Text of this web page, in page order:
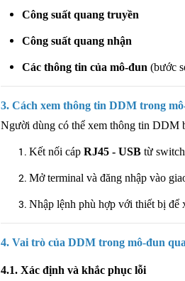
Công suất quang truyền
Công suất quang nhận
Các thông tin của mô-đun (bước
3. Cách xem thông tin DDM trong
Người dùng có thể xem thông tin DDM
Kết nối cáp RJ45 - USBtừ switch
Mở terminal và đăng nhập vào
Nhập lệnh phù hợp với thiết bị
4. Vai trò của DDM trong mô-đun
4.1. Xác định và khắc phục lỗi